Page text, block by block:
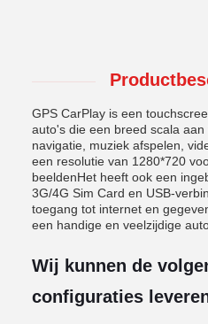
GPS CarPlay is een
auto's die een breed scala
navigatie, muziek afspelen,
een resolutie van 1280*720
beeldenHet heeft ook een
3G/4G Sim Card en USB-
toegang tot internet en
een handige en veelzijdige
Wij kunnen de
configuraties